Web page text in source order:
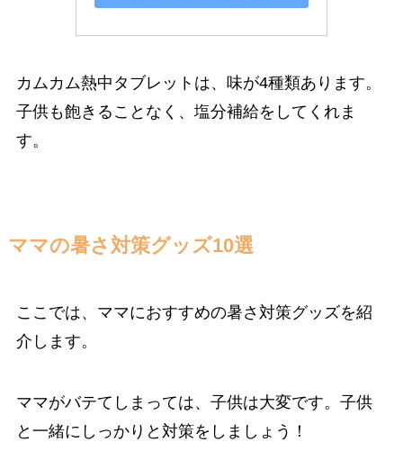
カムカム熱中タブレットは、味が4種類あります。
子供も飽きることなく、塩分補給をしてくれま
す。
ママの暑さ対策グッズ10選
ここでは、ママにおすすめの暑さ対策グッズを紹
介します。
ママがバテてしまっては、子供は大変です。子供
と一緒にしっかりと対策をしましょう！